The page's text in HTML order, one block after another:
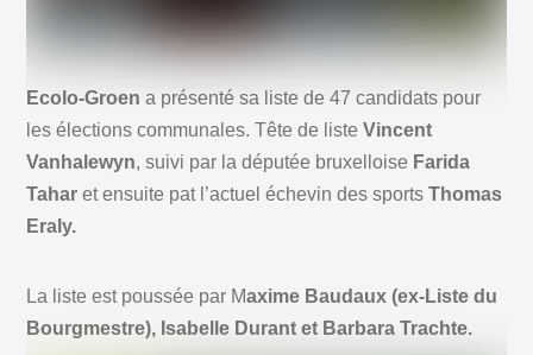
Ecolo-Groen a présenté sa liste de 47 candidats pour
les élections communales. Tête de listeVincent
Vanhalewyn, suivi par la députée bruxelloise Farida
Tahar et ensuite pat l’actuel échevin des sportsThomas
Eraly.
La liste est poussée par Maxime Baudaux (ex-Liste du
Bourgmestre), Isabelle Durant et Barbara Trachte.